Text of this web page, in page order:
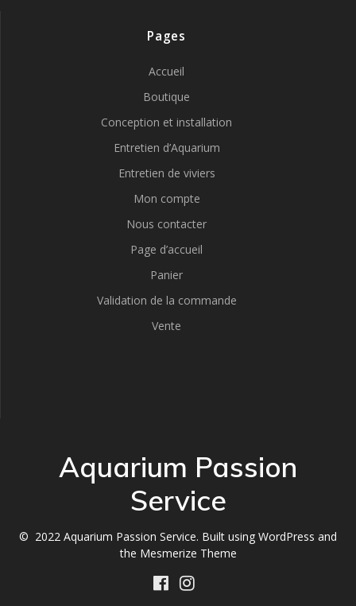
Pages
Accueil
Boutique
Conception et installation
Entretien d’Aquarium
Entretien de viviers
Mon compte
Nous contacter
Page d’accueil
Panier
Validation de la commande
Vente
Aquarium Passion
Service
© 2022 Aquarium Passion Service. Built using WordPress and
the Mesmerize Theme